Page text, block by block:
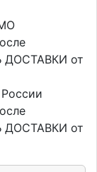
ДОСТАВКИ от
ДОСТАВКИ от